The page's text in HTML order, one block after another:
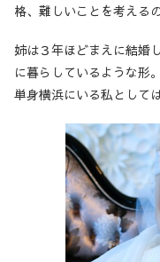
格、難しいことを考える
姉は３年ほどまえに結婚
に暮らしているような形。
単身横浜にいる私として